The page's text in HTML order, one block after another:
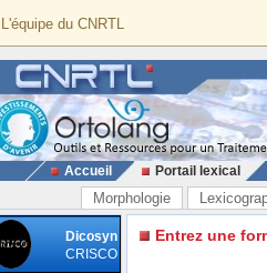
L'équipe du CNRTL
Accueil Portail lexical
Morphologie
Dicosyn
CRISCO
Entrez une